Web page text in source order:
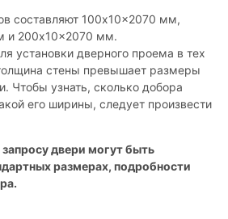
составляют 100x10x2070 мм,
и 200x10x2070 мм.
установки дверного проема в тех
стены превышает размеры
Чтобы узнать, сколько добора
его ширины, следует произвести
двери могут быть
размерах, подробности